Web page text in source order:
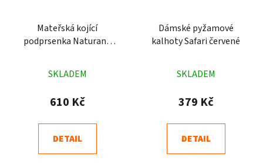
Mateřská kojící
podprsenka Naturana
hodnocení
produktu
4,9
z
SKLADEM
610 Kč
DETAIL
Dámské pyžamové
kalhoty Safari červené
hodnocení
produktu
4,8
z
SKLADEM
379 Kč
DETAIL